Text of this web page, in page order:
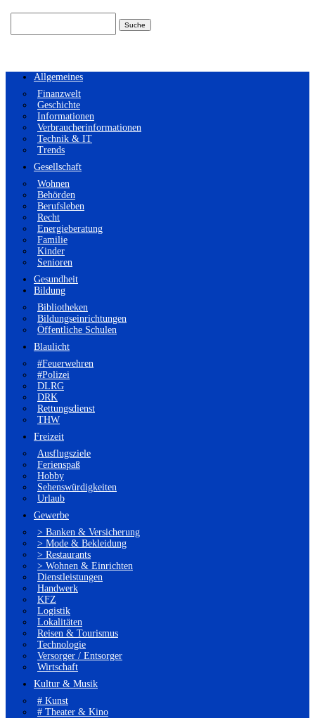
Allgemeines
Finanzwelt
Geschichte
Informationen
Verbraucherinformationen
Technik & IT
Trends
Gesellschaft
Wohnen
Behörden
Berufsleben
Recht
Energieberatung
Familie
Kinder
Senioren
Gesundheit
Bildung
Bibliotheken
Bildungseinrichtungen
Öffentliche Schulen
Blaulicht
#Feuerwehren
#Polizei
DLRG
DRK
Rettungsdienst
THW
Freizeit
Ausflugsziele
Ferienspaß
Hobby
Sehenswürdigkeiten
Urlaub
Gewerbe
> Banken & Versicherung
> Mode & Bekleidung
> Restaurants
> Wohnen & Einrichten
Dienstleistungen
Handwerk
KFZ
Logistik
Lokalitäten
Reisen & Tourismus
Technologie
Versorger / Entsorger
Wirtschaft
Kultur & Musik
# Kunst
# Theater & Kino